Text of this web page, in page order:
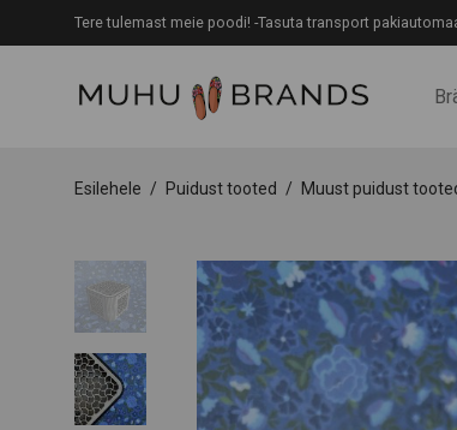
Tere tulemast meie poodi! -Tasuta transport
Esilehele / Puidust tooted / Muust puidust